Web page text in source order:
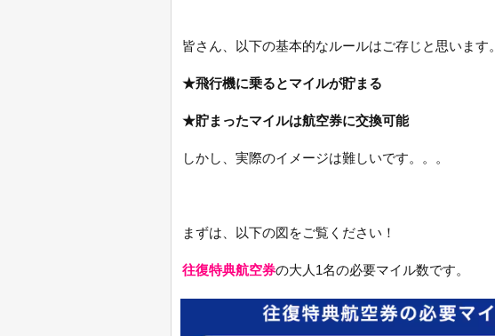
皆さん、以下の基本的なルールはご存じと思います。
★飛行機に乗るとマイルが貯まる
★貯まったマイルは航空券に交換可能
しかし、実際のイメージは難しいです。。。
まずは、以下の図をご覧ください！
往復特典航空券の大人1名の必要マイル数です。